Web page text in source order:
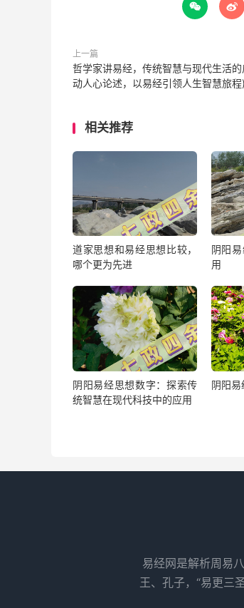
 
上一篇
哲学家讲易经，传统智慧与现代生活
动人心论述，以易经引领人生智慧旅程)
相关推荐
道家思想和易经思想比较，
哪个更为先进
阴阳
用
阴阳易经思想数字：探索传
统智慧在现代科技中的应用
阴阳易
易经网是解析周易
王、孔子，“易更三